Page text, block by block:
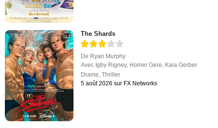
The Shards
De Ryan Murphy
Avec Igby Rigney, Homer Gere, Kaia Gerber
Drame,Thriller
5 août 2026 sur FX Networks